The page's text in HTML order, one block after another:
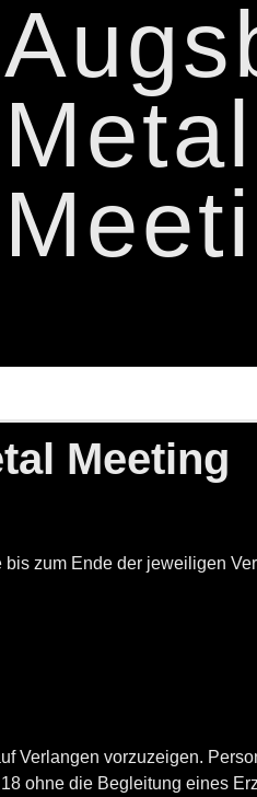
Metal
Meeting
zum Ende der jeweiligen
Verlangen vorzuzeigen.
ohne die Begleitung eines